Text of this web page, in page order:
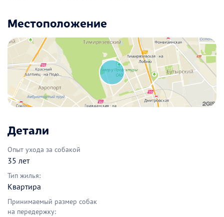
Местоположение
Детали
Опыт ухода за собакой
35 лет
Тип жилья:
Квартира
Принимаемый размер собак
на передержку: